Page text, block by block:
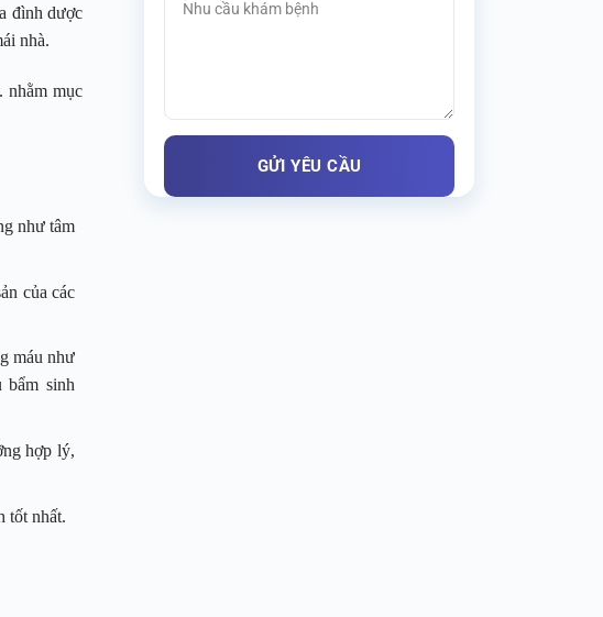
đình dược
nhà.
nhằm mục
như tâm
của các
máu như
bẩm sinh
hợp lý,
tốt nhất.